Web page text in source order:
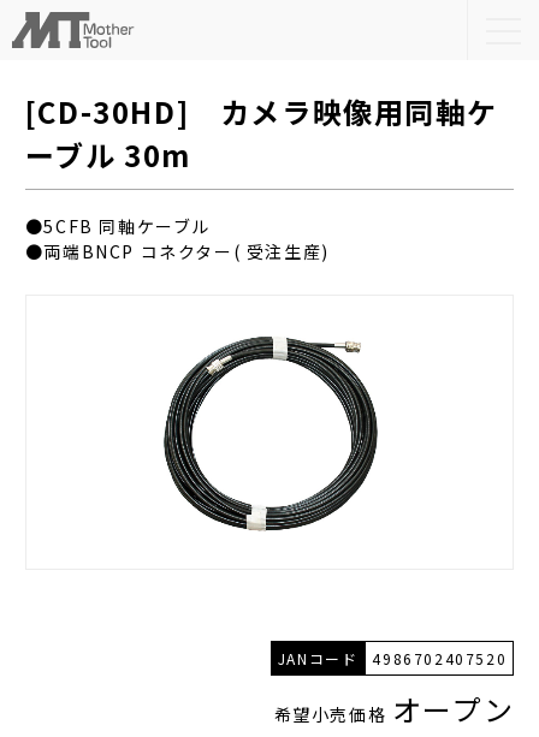
[CD-30HD] カメラ映像用同軸ケ
ーブル 30m
●5CFB 同軸ケーブル
●両端BNCP コネクター( 受注生産)
JANコード 4986702407520
希望小売価格 オープン